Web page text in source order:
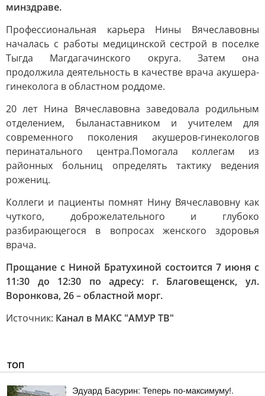
минздраве.
Профессиональная карьера Нины Вячеславовны
началась с работы медицинской сестрой в поселке
Тыгда Магдагачинского округа. Затем она
продолжила деятельность в качестве врача акушера-
гинеколога в областном роддоме.
20 лет Нина Вячеславовна заведовала родильным
отделением, быланаставником и учителем для
современного поколения акушеров-гинекологов
перинатального центра.Помогала коллегам из
районных больниц определять тактику ведения
рожениц.
Коллеги и пациенты помнят Нину Вячеславовну как
чуткого, доброжелательного и глубоко
разбирающегося в вопросах женского здоровья
врача.
Прощание с Ниной Братухиной состоится 7 июня с
11:30 до 12:30 по адресу: г. Благовещенск, ул.
Воронкова, 26 – областной морг.
Источник: Канал в МАКС "АМУР ТВ"
ТОП
Эдуард Басурин: Теперь по-максимуму!.